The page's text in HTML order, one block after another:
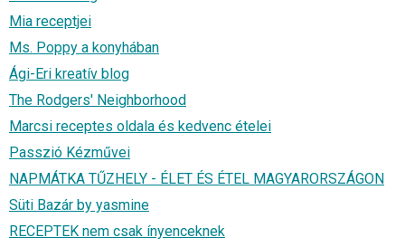
Mia receptjei
Ms. Poppy a konyhában
Ági-Eri kreatív blog
The Rodgers' Neighborhood
Marcsi receptes oldala és kedvenc ételei
Passzió Kézművei
NAPMÁTKA TŰZHELY - ÉLET ÉS ÉTEL MAGYARORSZÁGON
Süti Bazár by yasmine
RECEPTEK nem csak ínyenceknek